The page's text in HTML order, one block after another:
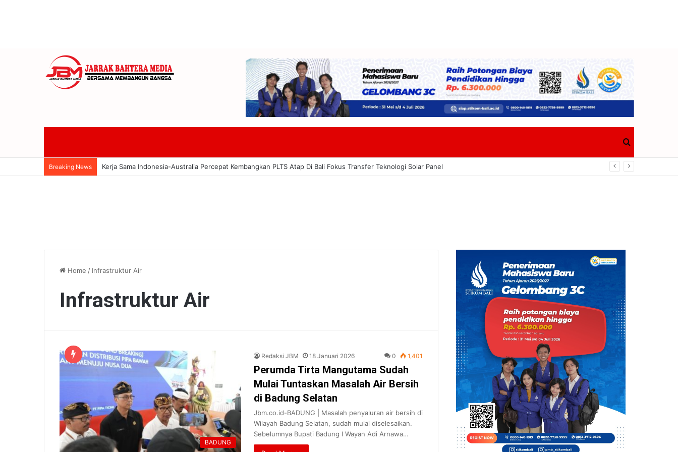
for
Breaking News Sira Village GOB Terapkan Aksara Bali Di Semua Signage Gerai Tuai Apresiasi Dinilai Dukung Pelestarian Budaya Selaras Perda Nomor 1 Tahun 2018
Home / Infrastruktur Air
Infrastruktur Air
BADUNG
Redaksi JBM 18 Januari 2026 0 1,401
Perumda Tirta Mangutama Sudah
Mulai Tuntaskan Masalah Air Bersih
di Badung Selatan
Jbm.co.id-BADUNG | Masalah penyaluran air bersih di
Wilayah Badung Selatan, sudah mulai diselesaikan.
Sebelumnya Bupati Badung I Wayan Adi Arnawa…